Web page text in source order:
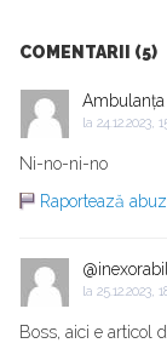
COMENTARII (5)
Ambulanța
la 24.12.2023,
Ni-no-ni-no
Raportează abuz
@inexorabil
la 25.12.2023,
Boss, aici e articol